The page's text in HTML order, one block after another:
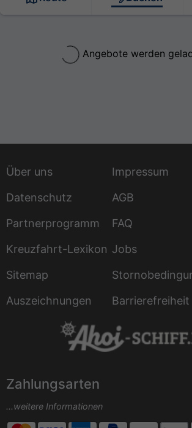
Angebote werden
Über uns
Impressum
Datenschutz
AGB
Partnerprogramm
FAQ
Kreuzfahrt-Lexikon Jobs
Sitemap
Auszeichnungen
Barrierefreiheit
Zahlungsarten
...weitere Informationen